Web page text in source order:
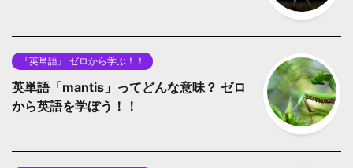
『英単語』 ゼロから学ぶ！！
英単語「mantis」ってどんな意味？ ゼロ
から英語を学ぼう！！